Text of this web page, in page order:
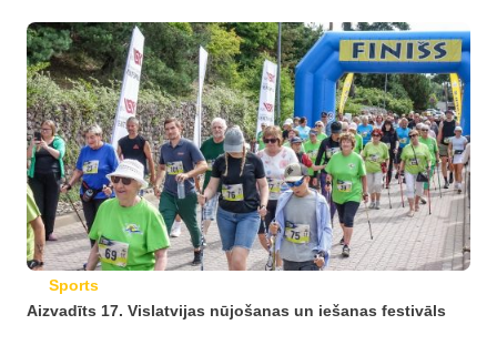
Sports
Aizvadīts 17. Vislatvijas nūjošanas un iešanas festivāls